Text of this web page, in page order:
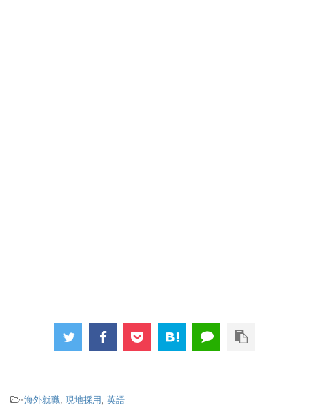
-海外就職, 現地採用, 英語